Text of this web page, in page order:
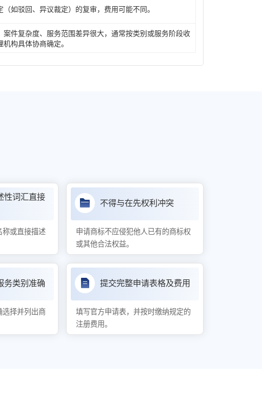
（如驳回、异议裁定）的复审，费用可能不同。
案件复杂度、服务范围差异很大，通常按类别或服务阶段收
构具体协商确定。
性词汇直接
称或直接描述
不得与在先权利冲突
申请商标不应侵犯他人已有的商标权
或其他合法权益。
务类别准确
选择并列出商
提交完整申请表格及费用
填写官方申请表，并按时缴纳规定的
注册费用。